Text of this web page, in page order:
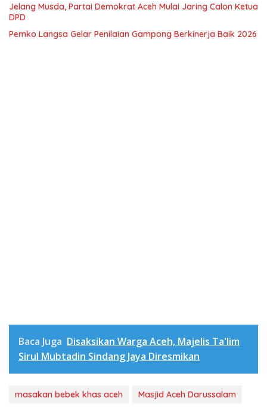
Jelang Musda, Partai Demokrat Aceh Mulai Jaring Calon Ketua
DPD
Pemko Langsa Gelar Penilaian Gampong Berkinerja Baik 2026
Baca Juga Disaksikan Warga Aceh, Majelis Ta'lim
Sirul Mubtadin Sindang Jaya Diresmikan
masakan bebek khas aceh Masjid Aceh Darussalam